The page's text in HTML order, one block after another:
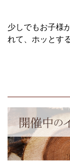
少しでもお子様
れて、ホッとす